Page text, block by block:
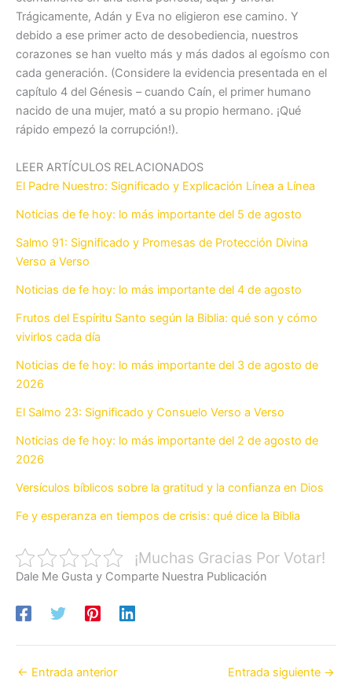
Trágicamente, Adán y Eva no eligieron ese camino. Y
debido a ese primer acto de desobediencia, nuestros
corazones se han vuelto más y más dados al egoísmo con
cada generación. (Considere la evidencia presentada en el
capítulo 4 del Génesis – cuando Caín, el primer humano
nacido de una mujer, mató a su propio hermano. ¡Qué
rápido empezó la corrupción!).
LEER ARTÍCULOS RELACIONADOS
El Padre Nuestro: Significado y Explicación Línea a Línea
Noticias de fe hoy: lo más importante del 5 de agosto
Salmo 91: Significado y Promesas de Protección Divina
Verso a Verso
Noticias de fe hoy: lo más importante del 4 de agosto
Frutos del Espíritu Santo según la Biblia: qué son y cómo
vivirlos cada día
Noticias de fe hoy: lo más importante del 3 de agosto de
2026
El Salmo 23: Significado y Consuelo Verso a Verso
Noticias de fe hoy: lo más importante del 2 de agosto de
2026
Versículos bíblicos sobre la gratitud y la confianza en Dios
Fe y esperanza en tiempos de crisis: qué dice la Biblia
¡Muchas Gracias Por Votar!
Dale Me Gusta y Comparte Nuestra Publicación
← Entrada anterior Entrada siguiente →